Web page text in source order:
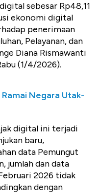
sebesar Rp48,11
ekonomi digital
penerimaan
Pelayanan, dan
Diana Rismawanti
(1/4/2026).
Ramai Negara Utak-
digital ini terjadi
baru,
data Pemungut
jumlah dan data
2026 tidak
dengan